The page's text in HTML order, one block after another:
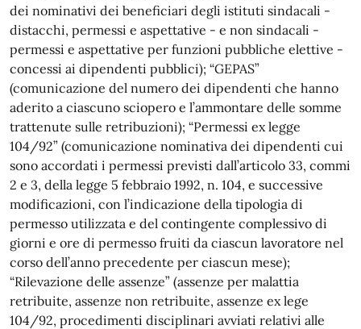
dei nominativi dei beneficiari degli istituti sindacali -
distacchi, permessi e aspettative - e non sindacali -
permessi e aspettative per funzioni pubbliche elettive -
concessi ai dipendenti pubblici); “GEPAS”
(comunicazione del numero dei dipendenti che hanno
aderito a ciascuno sciopero e l’ammontare delle somme
trattenute sulle retribuzioni); “Permessi ex legge
104/92” (comunicazione nominativa dei dipendenti cui
sono accordati i permessi previsti dall’articolo 33, commi
2 e 3, della legge 5 febbraio 1992, n. 104, e successive
modificazioni, con l’indicazione della tipologia di
permesso utilizzata e del contingente complessivo di
giorni e ore di permesso fruiti da ciascun lavoratore nel
corso dell’anno precedente per ciascun mese);
“Rilevazione delle assenze” (assenze per malattia
retribuite, assenze non retribuite, assenze ex lege
104/92, procedimenti disciplinari avviati relativi alle